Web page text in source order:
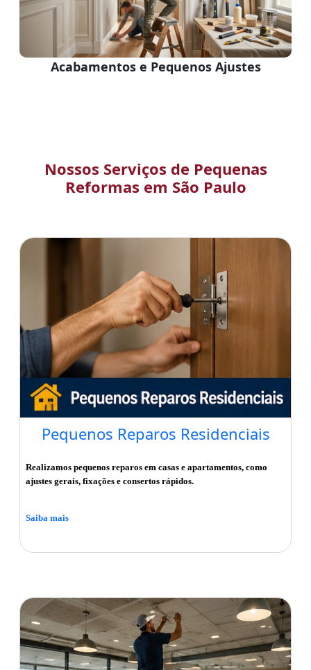
Acabamentos e Pequenos Ajustes
Nossos Serviços de Pequenas
Reformas em São Paulo
Pequenos Reparos Residenciais
Realizamos pequenos reparos em casas e apartamentos, como
ajustes gerais, fixações e consertos rápidos.
Saiba mais